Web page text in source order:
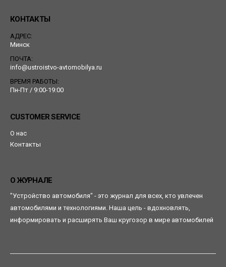
КОНТАКТЫ
АДРЕС:
Минск
ПОЧТА:
info@ustroistvo-avtomobilya.ru
ВРЕМЯ РАБОТЫ:
Пн-Пт / 9:00-19:00
CUSTOMER SERVICE
О нас
Контакты
О ЖУРНАЛЕ
"Устройство автомобиля" - это журнал для всех, кто увлечен
автомобилями и технологиями. Наша цель - вдохновлять,
информировать и расширять Ваш кругозор в мире автомобилей